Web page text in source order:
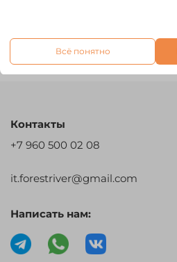
Написать отзыв
Контакты
+7 960 500 02 08
it.forestriver@gmail.com
Написать нам:
Всё понятно